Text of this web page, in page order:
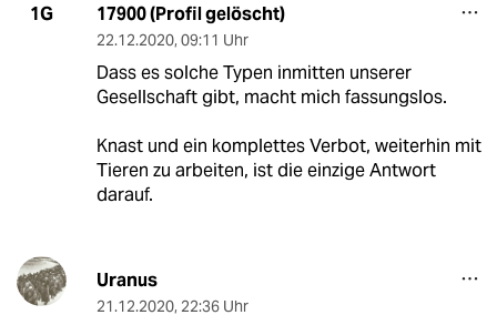
1G 17900 (Profil gelöscht)
22.12.2020, 09:11 Uhr
Dass es solche Typen inmitten unserer
Gesellschaft gibt, macht mich fassungslos.
Knast und ein komplettes Verbot, weiterhin mit
Tieren zu arbeiten, ist die einzige Antwort
darauf.
Uranus
21.12.2020, 22:36 Uhr